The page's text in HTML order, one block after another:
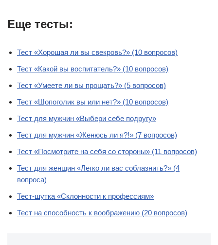
Еще тесты:
Тест «Хорошая ли вы свекровь?» (10 вопросов)
Тест «Какой вы воспитатель?» (10 вопросов)
Тест «Умеете ли вы прощать?» (5 вопросов)
Тест «Шопоголик вы или нет?» (10 вопросов)
Тест для мужчин «Выбери себе подругу»
Тест для мужчин «Женюсь ли я?!» (7 вопросов)
Тест «Посмотрите на себя со стороны» (11 вопросов)
Тест для женщин «Легко ли вас соблазнить?» (4
вопроса)
Тест-шутка «Склонности к профессиям»
Тест на способность к воображению (20 вопросов)